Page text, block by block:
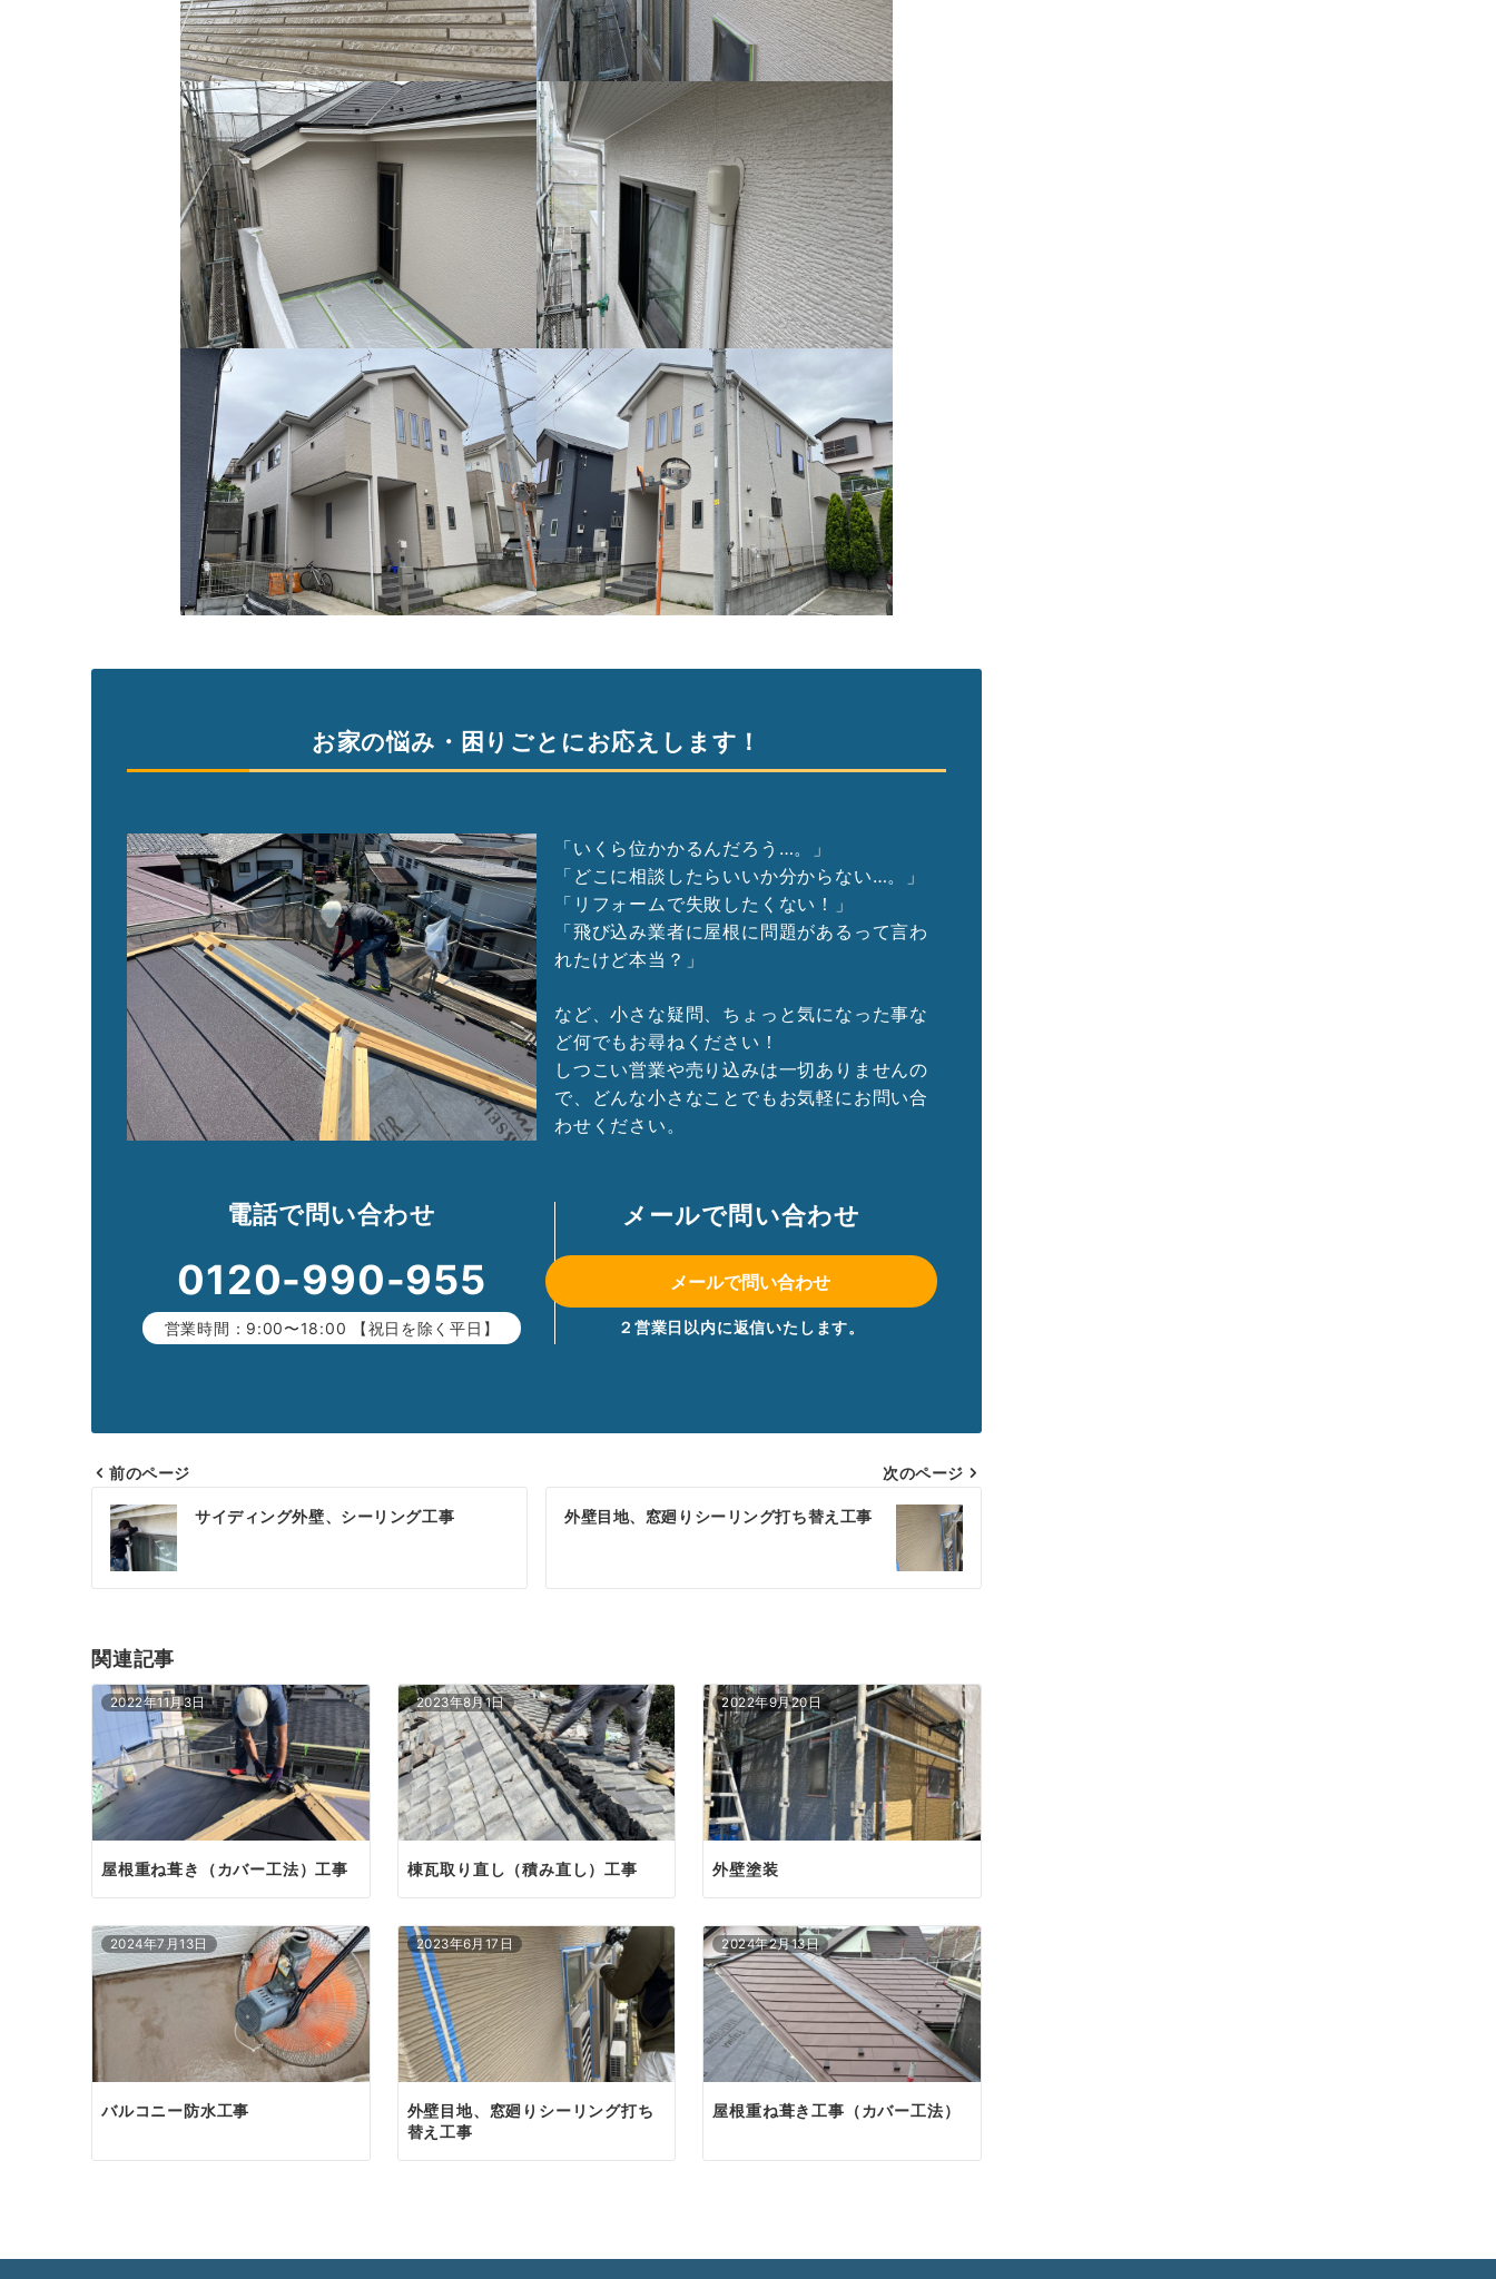
お家の悩み・困りごとにお応えします！
「いくら位かかるんだろう…。」
「どこに相談したらいいか分からない…。」
「リフォームで失敗したくない！」
「飛び込み業者に屋根に問題があるって言わ
れたけど本当？」
など、小さな疑問、ちょっと気になった事な
ど何でもお尋ねください！
しつこい営業や売り込みは一切ありませんの
で、どんな小さなことでもお気軽にお問い合
わせください。
電話で問い合わせ
0120-990-955
営業時間：9:00〜18:00 【祝日を除く平日】
メールで問い合わせ
メールで問い合わせ
２営業日以内に返信いたします。
投
稿
ナ
ゲ
ー
ョ
ン
前のページ
サイディング外壁、シーリング工事
次のページ
外壁目地、窓廻りシーリング打ち替え工事
関連記事
2022年11月3日
屋根重ね葺き（カバー工法）工事
2023年8月1日
棟瓦取り直し（積み直し）工事
2022年9月20日
外壁塗装
2024年7月13日
バルコニー防水工事
2023年6月17日
外壁目地、窓廻りシーリング打ち
替え工事
2024年2月13日
屋根重ね葺き工事（カバー工法）